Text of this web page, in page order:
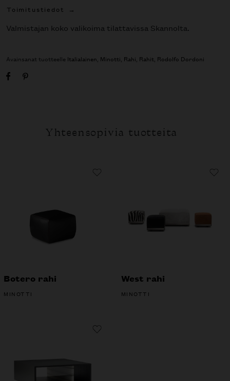
Toimitustiedot
Valmistajan koko valikoima tilattavissa Skannolta.
Avainsanat tuotteelle Italialainen, Minotti, Rahi, Rahit, Rodolfo Dordoni
Yhteensopivia tuotteita
Botero rahi
MINOTTI
West rahi
MINOTTI